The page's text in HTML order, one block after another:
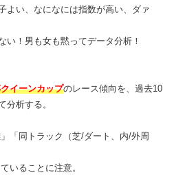
よい、なになには指数が高い、ダァ
い！男も女も黙ってデータ分析！
イーンカップのレース傾向を、過去10
分析する。
「同トラック（芝/ダート、内/外周
いることに注意。